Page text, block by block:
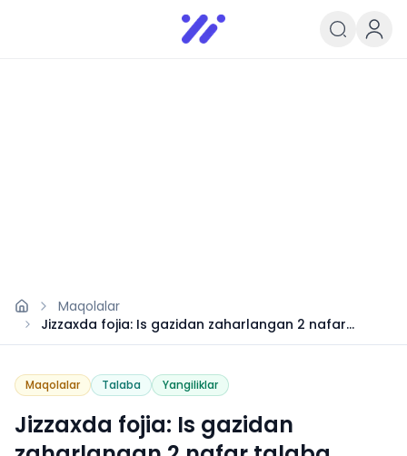
Infoedu
Ta&#039;lim xabarlari va
Maqolalar
Jizzaxda fojia: Is gazidan zaharlangan 2 nafar
talaba vafot etdi
Maqolalar Talaba Yangiliklar
Jizzaxda fojia: Is gazidan